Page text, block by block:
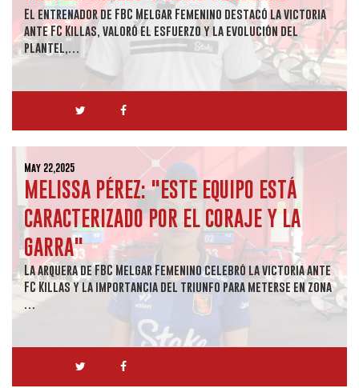
El entrenador de FBC Melgar Femenino destacó la victoria
ante FC Killas, valoró el esfuerzo y la evolución del
plantel,…
May 22,2025
MELISSA PÉREZ: "ESTE EQUIPO ESTÁ
CARACTERIZADO POR EL CORAJE Y LA
GARRA"
La arquera de FBC Melgar Femenino celebró la victoria ante
FC Killas y la importancia del triunfo para meterse en zona